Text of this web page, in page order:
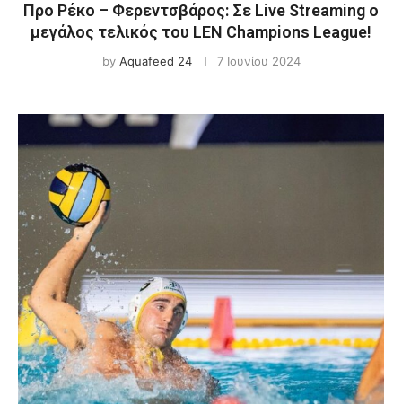
Προ Ρέκο – Φερεντσβάρος: Σε Live Streaming ο
μεγάλος τελικός του LEN Champions League!
by Aquafeed 24 7 Ιουνίου 2024